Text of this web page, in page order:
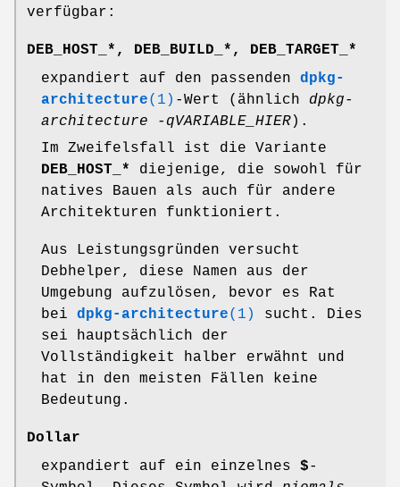
verfügbar:
DEB_HOST_* , DEB_BUILD_* , DEB_TARGET_*
expandiert auf den passenden dpkg-
architecture(1) -Wert (ähnlich dpkg-
architecture -qVARIABLE_HIER).
Im Zweifelsfall ist die Variante
DEB_HOST_*
diejenige, die sowohl für
natives Bauen als auch für andere
Architekturen funktioniert.
Aus Leistungsgründen versucht
Debhelper, diese Namen aus der
Umgebung aufzulösen, bevor es Rat
bei dpkg-architecture(1)
sucht. Dies
sei hauptsächlich der
Vollständigkeit halber erwähnt und
hat in den meisten Fällen keine
Bedeutung.
Dollar
expandiert auf ein einzelnes $-